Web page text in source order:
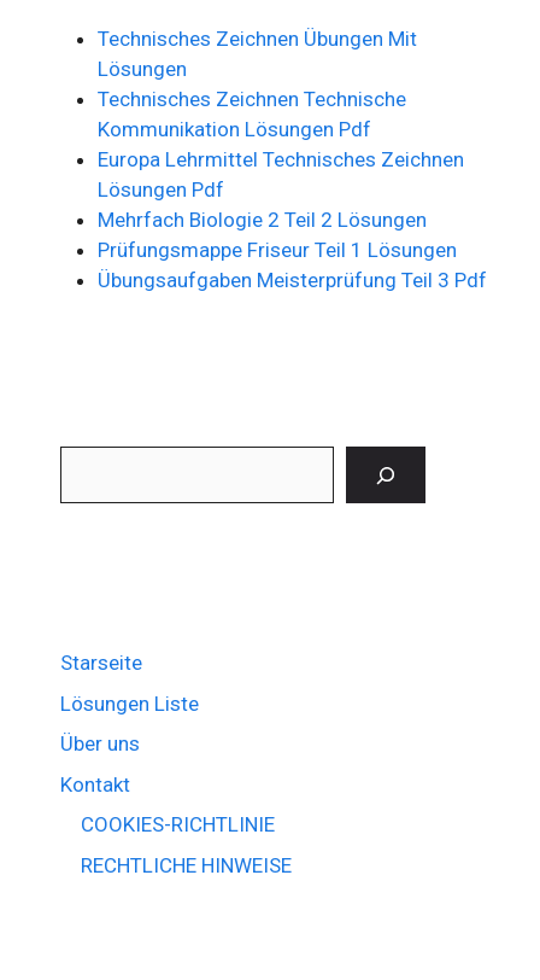
Technisches Zeichnen Übungen Mit
Lösungen
Technisches Zeichnen Technische
Kommunikation Lösungen Pdf
Europa Lehrmittel Technisches Zeichnen
Lösungen Pdf
Mehrfach Biologie 2 Teil 2 Lösungen
Prüfungsmappe Friseur Teil 1 Lösungen
Übungsaufgaben Meisterprüfung Teil 3 Pdf
Starseite
Lösungen Liste
Über uns
Kontakt
COOKIES-RICHTLINIE
RECHTLICHE HINWEISE